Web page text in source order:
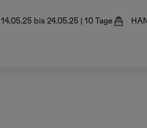
14.05.25 bis 24.05.25 10 Tage